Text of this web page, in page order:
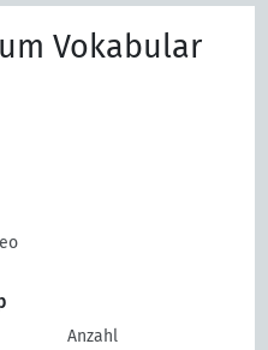
Vokabular
Anzahl